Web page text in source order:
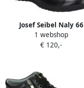
Josef Seibel Naly 66
Stiefelette für Damen
Schwarz
1 webshop
€ 120,-